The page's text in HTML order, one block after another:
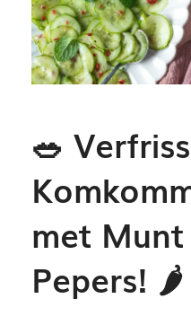
🥗
met Munt
Pepers! 🌶️